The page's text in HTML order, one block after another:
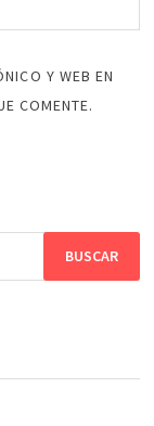
Y WEB EN
COMENTE.